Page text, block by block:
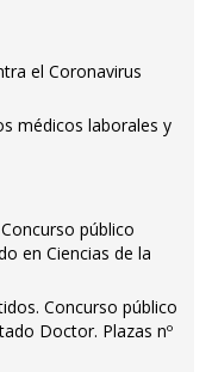
el Coronavirus
médicos laborales y
público
en Ciencias de la
Concurso público
Doctor. Plazas nº